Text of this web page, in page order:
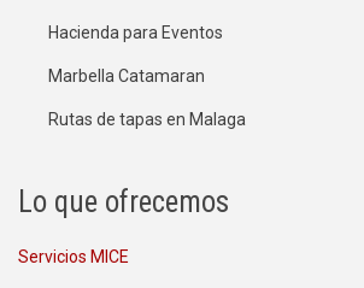
Hacienda para Eventos
Marbella Catamaran
Rutas de tapas en Malaga
Lo que ofrecemos
Servicios MICE